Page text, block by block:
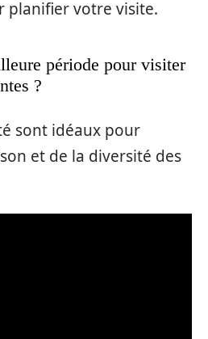
planifier votre visite.
période pour visiter
?
sont idéaux pour
et de la diversité des